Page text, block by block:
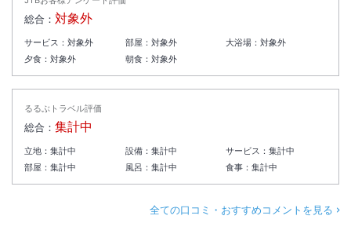
総合： 対象外
サービス： 対象外 部屋： 対象外 大浴場：対象外
夕食： 対象外 朝食： 対象外
るるぶトラベル評価
総合： 集計中
立地： 集計中 設備： 集計中 サービス：集計中
部屋： 集計中 風呂： 集計中 食事：集計中
全ての口コミ・おすすめコメントを見る